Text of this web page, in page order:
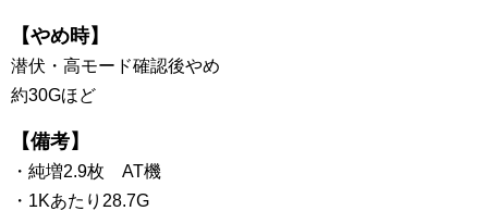
【やめ時】
潜伏・高モード確認後やめ
約30Gほど
【備考】
・純増2.9枚 AT機
・1Kあたり28.7G